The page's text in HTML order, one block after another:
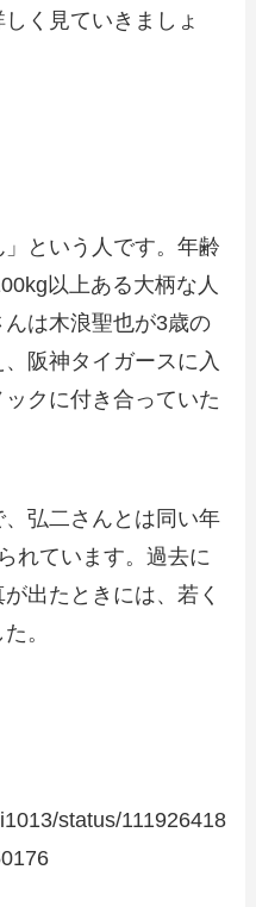
く見ていきましょ
という人です。年齢
以上ある大柄な人
は木浪聖也が3歳の
阪神タイガースに入
クに付き合っていた
弘二さんとは同い年
れています。過去に
出たときには、若く
。
status/111926418